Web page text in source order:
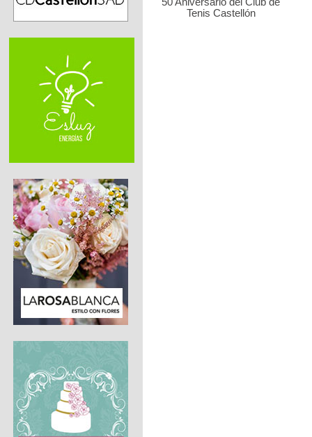
50 Aniversario del Club de
Tenis Castellón